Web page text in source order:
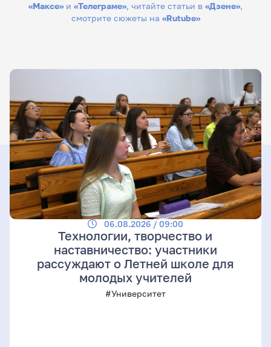
«Максе» и «Телеграме», читайте статьи в «Дзене»,
смотрите сюжеты на «Rutube»
06.08.2026 / 09:00
Технологии, творчество и
наставничество: участники
рассуждают о Летней школе для
молодых учителей
#Университет